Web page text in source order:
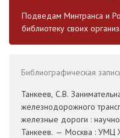
Подведам Минтранса и
библиотеку своих
Библиографическая
Танкеев, С.В.
железнодорожного
железные дороги :
Танкеев. — Москва :